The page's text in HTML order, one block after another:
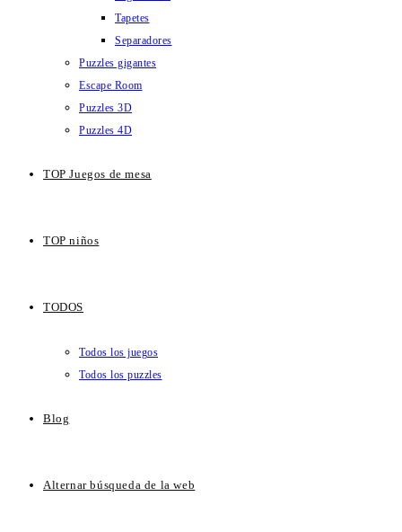
Tapetes
Separadores
Puzzles gigantes
Escape Room
Puzzles 3D
Puzzles 4D
TOP Juegos de mesa
TOP niños
TODOS
Todos los juegos
Todos los puzzles
Blog
Alternar búsqueda de la web